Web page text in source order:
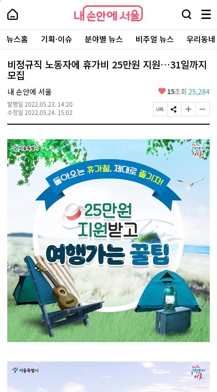
본
로
가
내
손
안
에
서
울
-
서
울
시
대
표
소
통
포
내
손
에
울
검
창
열
기
메
뉴
전
체
보
기
주
요
서
뉴스홈 기획·이슈 분야별 뉴스 비주얼 뉴스 우리동
비정규직 노동자에 휴가비 25만원 지원…31일까지
모집
내 손안에 서울
발행일 2022.05.23. 14:20
수정일 2022.05.24. 15:02
좋
요
15조회 25,284
페
이
U
R
L
복
사
S
N
공
유
글
자
기
크
게
기
글
자
기
작
게
변
하
페
상
단
로